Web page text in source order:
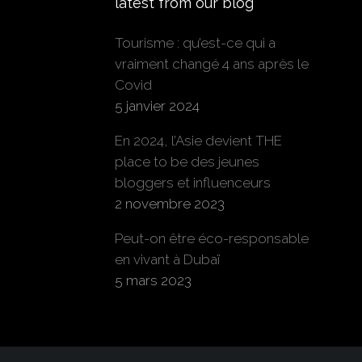
Tourisme : qu’est-ce qui a
vraiment changé 4 ans après le
Covid
5 janvier 2024
En 2024, l’Asie devient THE
place to be des jeunes
bloggers et influenceurs
2 novembre 2023
Peut-on être éco-responsable
en vivant à Dubaï
5 mars 2023